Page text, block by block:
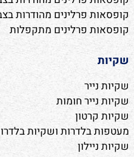
קופסאות פרלינים מהודרות
קופסאות פרלינים מתקפלות
שקיות
שקיות נייר
שקיות נייר חומות
שקיות קרטון
מעטפות בלדרות ושקיות
שקיות ניילון